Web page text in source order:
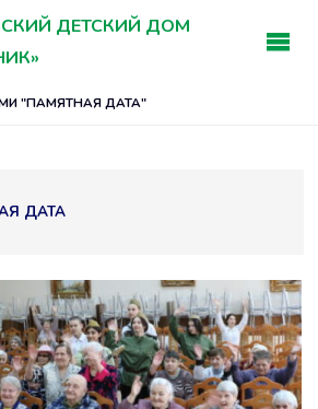
ДЕТСКИЙ ДОМ
"ПАМЯТНАЯ ДАТА"
ДАТА